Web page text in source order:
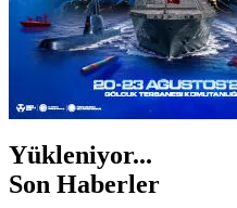
Yükleniyor...
Son Haberler